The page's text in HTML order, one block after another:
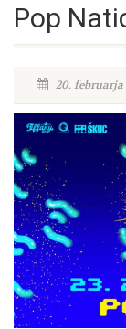
Pop
20. februarja